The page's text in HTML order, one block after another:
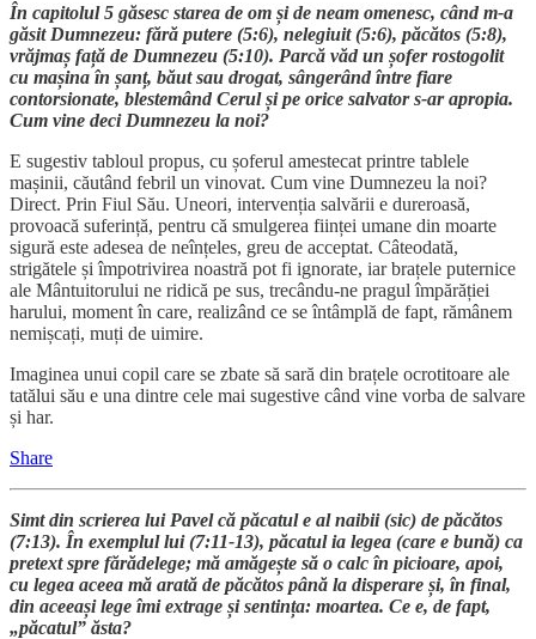
În capitolul 5 găsesc starea de om și de neam omenesc, când m-a
găsit Dumnezeu: fără putere (5:6), nelegiuit (5:6), păcătos (5:8),
vrăjmaș față de Dumnezeu (5:10). Parcă văd un șofer rostogolit
cu mașina în șanț, băut sau drogat, sângerând între fiare
contorsionate, blestemând Cerul și pe orice salvator s-ar apropia.
Cum vine deci Dumnezeu la noi?
E sugestiv tabloul propus, cu șoferul amestecat printre tablele
mașinii, căutând febril un vinovat. Cum vine Dumnezeu la noi?
Direct. Prin Fiul Său. Uneori, intervenția salvării e dureroasă,
provoacă suferință, pentru că smulgerea ființei umane din moarte
sigură este adesea de neînțeles, greu de acceptat. Câteodată,
strigătele și împotrivirea noastră pot fi ignorate, iar brațele puternice
ale Mântuitorului ne ridică pe sus, trecându-ne pragul împărăției
harului, moment în care, realizând ce se întâmplă de fapt, rămânem
nemișcați, muți de uimire.
Imaginea unui copil care se zbate să sară din brațele ocrotitoare ale
tatălui său e una dintre cele mai sugestive când vine vorba de salvare
și har.
Share
Simt din scrierea lui Pavel că păcatul e al naibii (sic) de păcătos
(7:13). În exemplul lui (7:11-13), păcatul ia legea (care e bună) ca
pretext spre fărădelege; mă amăgește să o calc în picioare, apoi,
cu legea aceea mă arată de păcătos până la disperare și, în final,
din aceeași lege îmi extrage și sentința: moartea. Ce e, de fapt,
„păcatul” ăsta?